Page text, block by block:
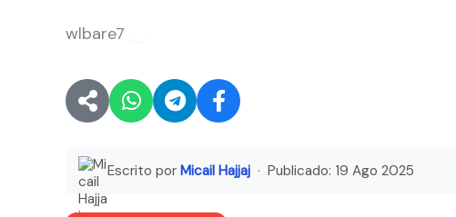
wlbare7
Escrito por Micail Hajjaj · Publicado: 19 Ago 2025